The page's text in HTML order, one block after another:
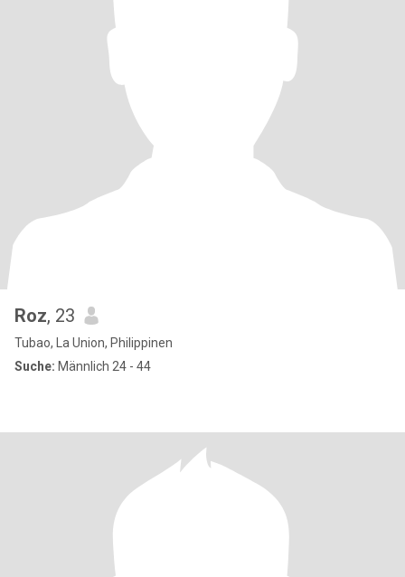
Roz, 23
Tubao, La Union, Philippinen
Suche: Männlich 24 - 44